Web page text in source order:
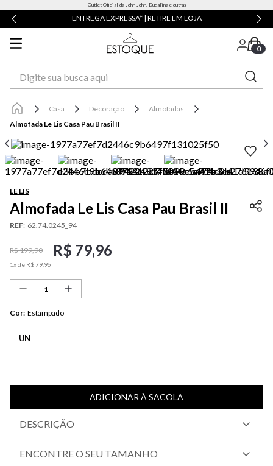
Outlet Oficial da John John, Dudalina e outras
ENTREGA EXPRESSA* | RETIRE EM LOJA
0
Casa Decoração
Almofadas
Almofada Le Lis Casa Pau Brasil II
LE LIS
Almofada Le Lis Casa Pau Brasil II
REF: 62.74.0245_94
R$199,90 R$ 79,96
1x de R$79 96
Cor: Estampado
UN
ADICIONAR À SACOLA
DESCRIÇÃO
ENCONTRE O SEU TAMANHO